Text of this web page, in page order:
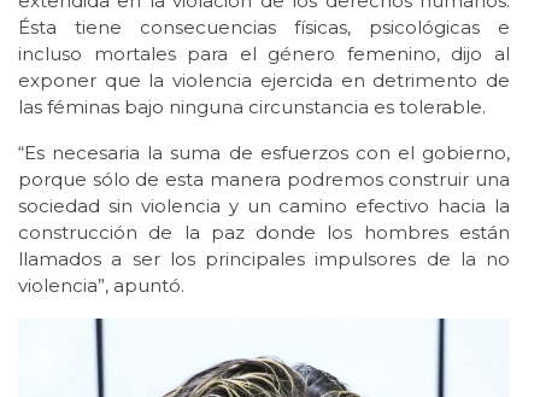
Ésta tiene consecuencias físicas, psicológicas e
incluso mortales para el género femenino, dijo al
exponer que la violencia ejercida en detrimento de
las féminas bajo ninguna circunstancia es tolerable.
“Es necesaria la suma de esfuerzos con el gobierno,
porque sólo de esta manera podremos construir una
sociedad sin violencia y un camino efectivo hacia la
construcción de la paz donde los hombres están
llamados a ser los principales impulsores de la no
violencia”, apuntó.